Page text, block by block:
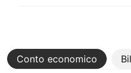
Conto economico